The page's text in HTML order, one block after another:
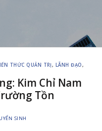
THỨC QUẢN TRỊ, LÃNH ĐẠO,
Kim Chỉ Nam
Tồn
SINH